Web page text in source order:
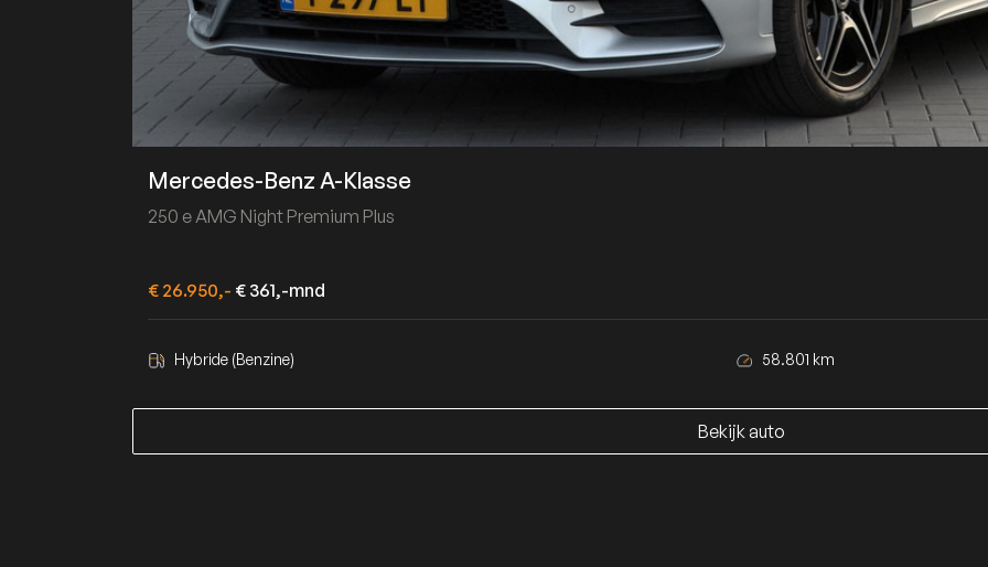
Mercedes-Benz A-Klasse
250 e AMG Night Premium Plus
€ 26.950,- € 361,-mnd
Hybride (Benzine) 58.801 km
Bekijk auto
Bekijk auto